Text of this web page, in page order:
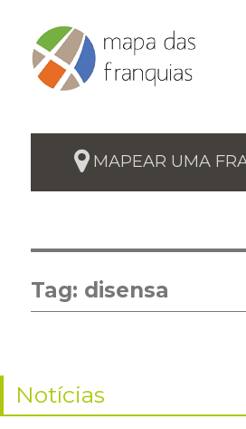
MAPEAR UMA
Tag: disensa
Notícias